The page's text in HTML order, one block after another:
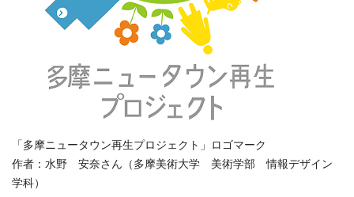
「多摩ニュータウン再生プロジェクト」ロゴマーク
作者：水野 安奈さん（多摩美術大学 美術学部 情報デザイン
学科）